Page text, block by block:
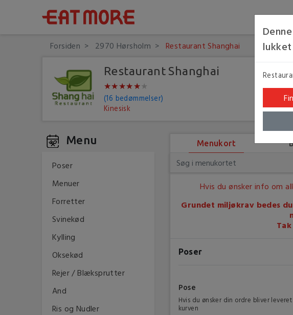
Forsiden 2970 Hørsholm Restaurant Shanghai
Restaurant Shanghai
★★★★★★
★★★★★★
(16 bedømmelser)
Kinesisk
Menu
Poser
Menuer
Forretter
Svinekød
Kylling
Oksekød
Rejer / Blæksprutter
And
Ris og Nudler
Menukort
Hvis du ønsker info om
Grundet miljøkrav bedes
Poser
Pose
Hvis du ønsker din ordre bliver
kurven